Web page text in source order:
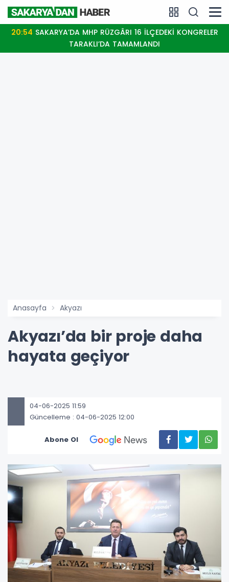
20:54
TARAKLI’DA TAMAMLANDI
Anasayfa Akyazı
Akyazı’da bir proje daha
hayata geçiyor
04-06-2025 11:59
Güncelleme : 04-06-2025 12:00
Abone Ol